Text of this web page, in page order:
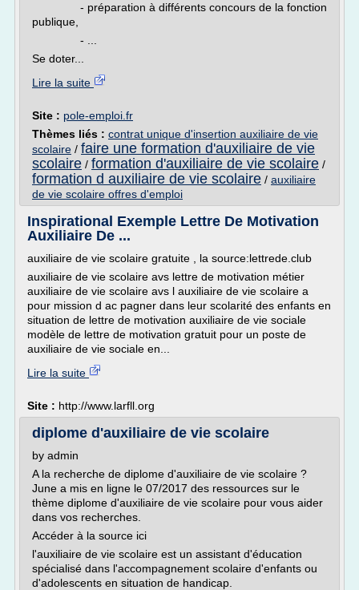
- préparation à différents concours de la fonction
publique,
- ...
Se doter...
Lire la suite
Site : pole-emploi.fr
Thèmes liés : contrat unique d'insertion auxiliaire de vie
scolaire / faire une formation d'auxiliaire de vie
scolaire / formation d'auxiliaire de vie scolaire /
formation d auxiliaire de vie scolaire / auxiliaire
de vie scolaire offres d'emploi
Inspirational Exemple Lettre De Motivation
Auxiliaire De ...
auxiliaire de vie scolaire gratuite , la source:lettrede.club
auxiliaire de vie scolaire avs lettre de motivation métier
auxiliaire de vie scolaire avs l auxiliaire de vie scolaire a
pour mission d ac pagner dans leur scolarité des enfants en
situation de lettre de motivation auxiliaire de vie sociale
modèle de lettre de motivation gratuit pour un poste de
auxiliaire de vie sociale en...
Lire la suite
Site : http://www.larfll.org
diplome d'auxiliaire de vie scolaire
by admin
A la recherche de diplome d'auxiliaire de vie scolaire ?
June a mis en ligne le 07/2017 des ressources sur le
thème diplome d'auxiliaire de vie scolaire pour vous aider
dans vos recherches.
Accéder à la source ici
l'auxiliaire de vie scolaire est un assistant d'éducation
spécialisé dans l'accompagnement scolaire d'enfants ou
d'adolescents en situation de handicap.